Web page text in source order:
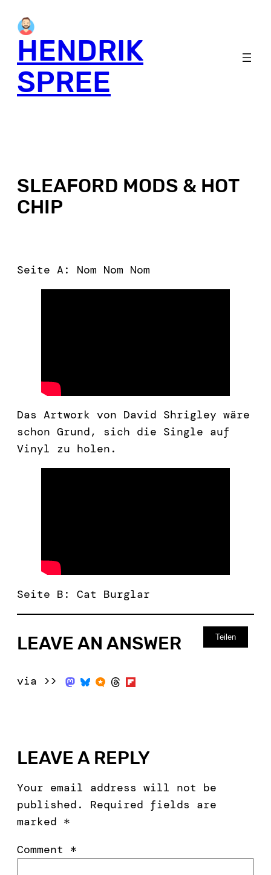
HENDRIK
SPREE
SLEAFORD MODS & HOT
CHIP
Seite A: Nom Nom Nom
Das Artwork von David Shrigley wäre
schon Grund, sich die Single auf
Vinyl zu holen.
Seite B: Cat Burglar
Teilen
LEAVE AN ANSWER
via >>
LEAVE A REPLY
Your email address will not be
published.
Required fields are
marked *
Comment *